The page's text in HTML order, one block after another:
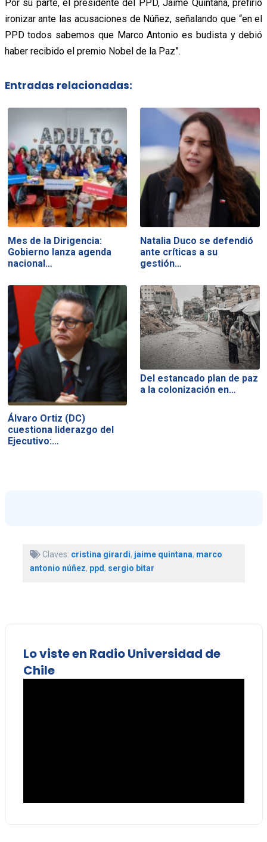
Por su parte, el presidente del PPD, Jaime Quintana, prefirió
ironizar ante las acusaciones de Núñez, señalando que “en el
PPD todos sabemos que Marco Antonio es budista y debió
haber recibido el premio Nobel de la Paz”.
Entradas relacionadas:
Mes de la Dirigencia:
Gobierno lanza agenda
nacional…
Natalia Duco se defendió
ante críticas a su
gestión…
Álvaro Ortiz (DC)
cuestiona liderazgo del
Ejecutivo:…
Del estancado plan de paz
a la colonización en…
Claves: cristina girardi, jaime quintana, marco
antonio núñez, ppd, sergio bitar
Lo viste en Radio Universidad de
Chile